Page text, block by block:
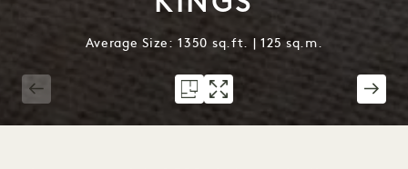
Average Size: 1350 sq.ft. | 125 sq.m.